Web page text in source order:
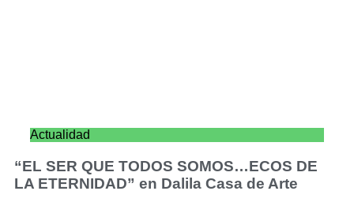
Actualidad
“EL SER QUE TODOS SOMOS…ECOS DE
LA ETERNIDAD” en Dalila Casa de Arte